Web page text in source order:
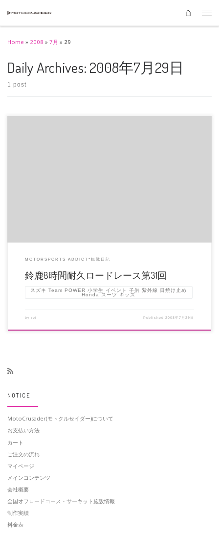
Skip to content
Home » 2008 » 7月 » 29
Daily Archives: 2008年7月29日
1 post
MOTORSPORTS ADDICT*観戦日記
鈴鹿8時間耐久ロードレース第31回
スズキ Team POWER 小学生 イベント 子供 紫外線 日焼け止め
Honda スーツ キッズ
by rei Published 2008年7月29日
NOTICE
MotoCrusader(モトクルセイダー)について
お支払い方法
カート
ご注文の流れ
マイページ
メインコンテンツ
会社概要
全国オフロードコース・サーキット施設情報
制作実績
料金表